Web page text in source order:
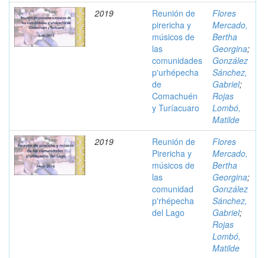
2019
Reunión de
pirericha y
músicos de
las
comunidades
p'urhépecha
de
Comachuén
y Turíacuaro
Flores
Mercado,
Bertha
Georgina;
González
Sánchez,
Gabriel;
Rojas
Lombó,
Matilde
2019
Reunión de
Pirericha y
músicos de
las
comunidad
p'rhépecha
del Lago
Flores
Mercado,
Bertha
Georgina;
González
Sánchez,
Gabriel;
Rojas
Lombó,
Matilde